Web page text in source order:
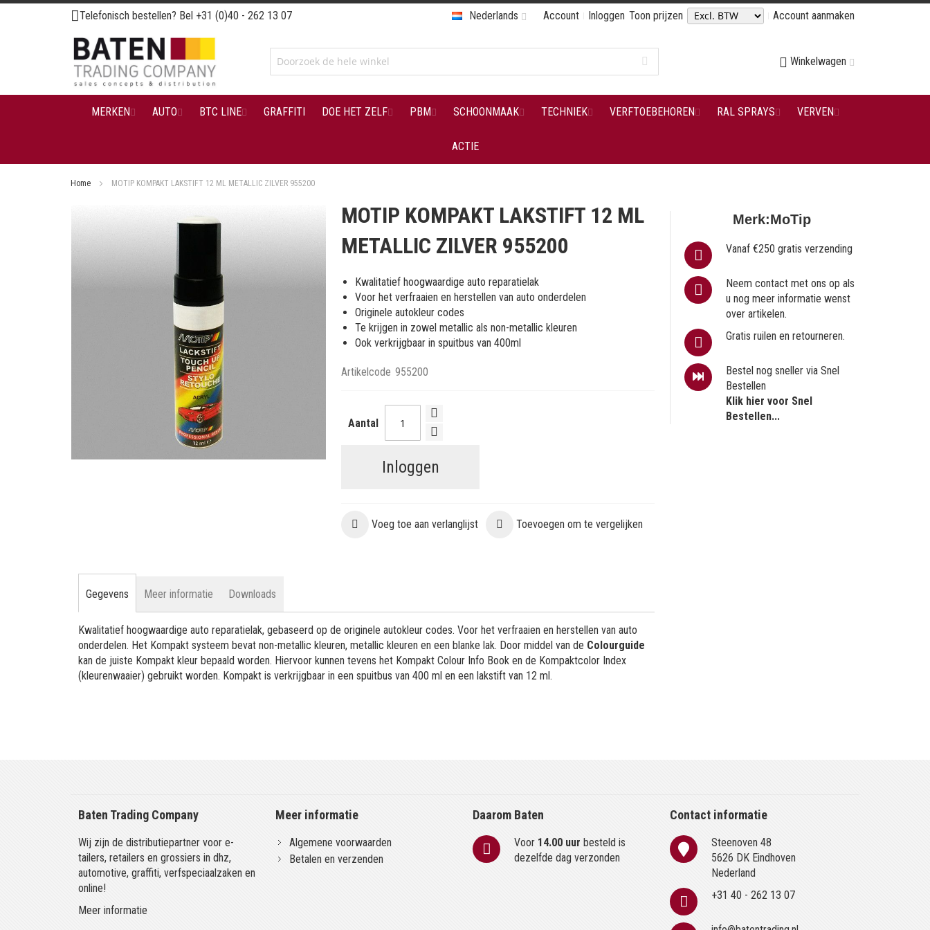
Ga
naar
de
inhoud
Telefonisch bestellen? Bel +31 (0)40 - 262 13 07 Account Inloggen Toon prijzen Account aanmaken
Nederlands
Winkelwagen
MERKEN AUTO BTC LINE GRAFFITI DOE HET ZELF PBM SCHOONMAAK TECHNIEK VERFTOEBEHOREN RAL SPRAYS VERVEN
ACTIE
Home MOTIP KOMPAKT LAKSTIFT 12 ML METALLIC ZILVER 955200
gallerij
MOTIP KOMPAKT LAKSTIFT 12 ML
METALLIC ZILVER 955200
Kwalitatief hoogwaardige auto reparatielak
Voor het verfraaien en herstellen van auto onderdelen
Originele autokleur codes
Te krijgen in zowel metallic als non-metallic kleuren
Ook verkrijgbaar in spuitbus van 400ml
Artikelcode 955200
Aantal
Inloggen
Voeg toe aan verlanglijst Toevoegen om te vergelijken
Merk:MoTip
Vanaf €250 gratis verzending
Neem contact met ons op als
u nog meer informatie wenst
over artikelen.
Gratis ruilen en retourneren.
Bestel nog sneller via Snel
Bestellen
Klik hier voor Snel
Bestellen...
Gegevens
Kwalitatief hoogwaardige auto reparatielak, gebaseerd op de originele autokleur codes. Voor het verfraaien en herstellen van auto
onderdelen. Het Kompakt systeem bevat non-metallic kleuren, metallic kleuren en een blanke lak. Door middel van de Colourguide
kan de juiste Kompakt kleur bepaald worden. Hiervoor kunnen tevens het Kompakt Colour Info Book en de Kompaktcolor Index
(kleurenwaaier) gebruikt worden. Kompakt is verkrijgbaar in een spuitbus van 400 ml en een lakstift van 12 ml.
Meer informatie Downloads
Baten Trading Company
Wij zijn de distributiepartner voor e-
tailers, retailers en grossiers in dhz,
automotive, graffiti, verfspeciaalzaken en
online!
Meer informatie
Meer informatie
Algemene voorwaarden
Betalen en verzenden
Daarom Baten
Voor 14.00 uur besteld is
dezelfde dag verzonden
Contact informatie
Steenoven 48
5626 DK Eindhoven
Nederland
+31 40 - 262 13 07